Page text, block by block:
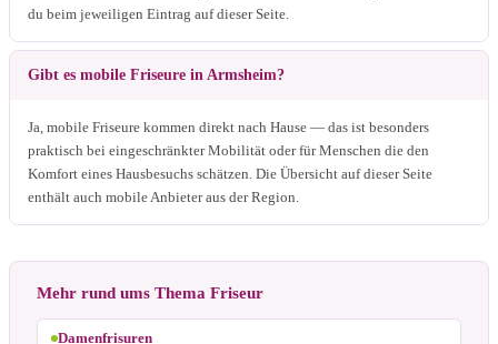
du beim jeweiligen Eintrag auf dieser Seite.
Gibt es mobile Friseure in Armsheim?
Ja, mobile Friseure kommen direkt nach Hause — das ist besonders
praktisch bei eingeschränkter Mobilität oder für Menschen die den
Komfort eines Hausbesuchs schätzen. Die Übersicht auf dieser Seite
enthält auch mobile Anbieter aus der Region.
Mehr rund ums Thema Friseur
Damenfrisuren